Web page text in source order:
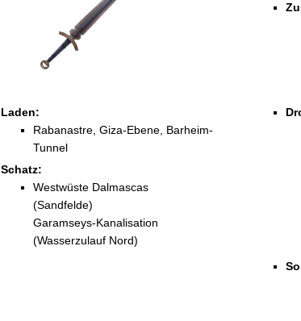
Laden:
Rabanastre, Giza-Ebene, Barheim-
Tunnel
Schatz:
Westwüste Dalmascas
(Sandfelde)
Garamseys-Kanalisation
(Wasserzulauf Nord)